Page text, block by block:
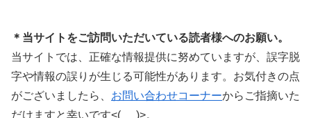
＊当サイトをご訪問いただいている読者様へのお願い。
当サイトでは、正確な情報提供に努めていますが、誤字脱
字や情報の誤りが生じる可能性があります。お気付きの点
がございましたら、 お問い合わせコーナーからご指摘いた
だけますと幸いです<(_ _)>。